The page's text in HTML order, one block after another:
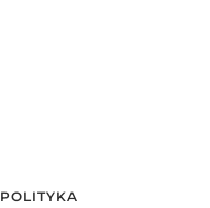
POLITYKA